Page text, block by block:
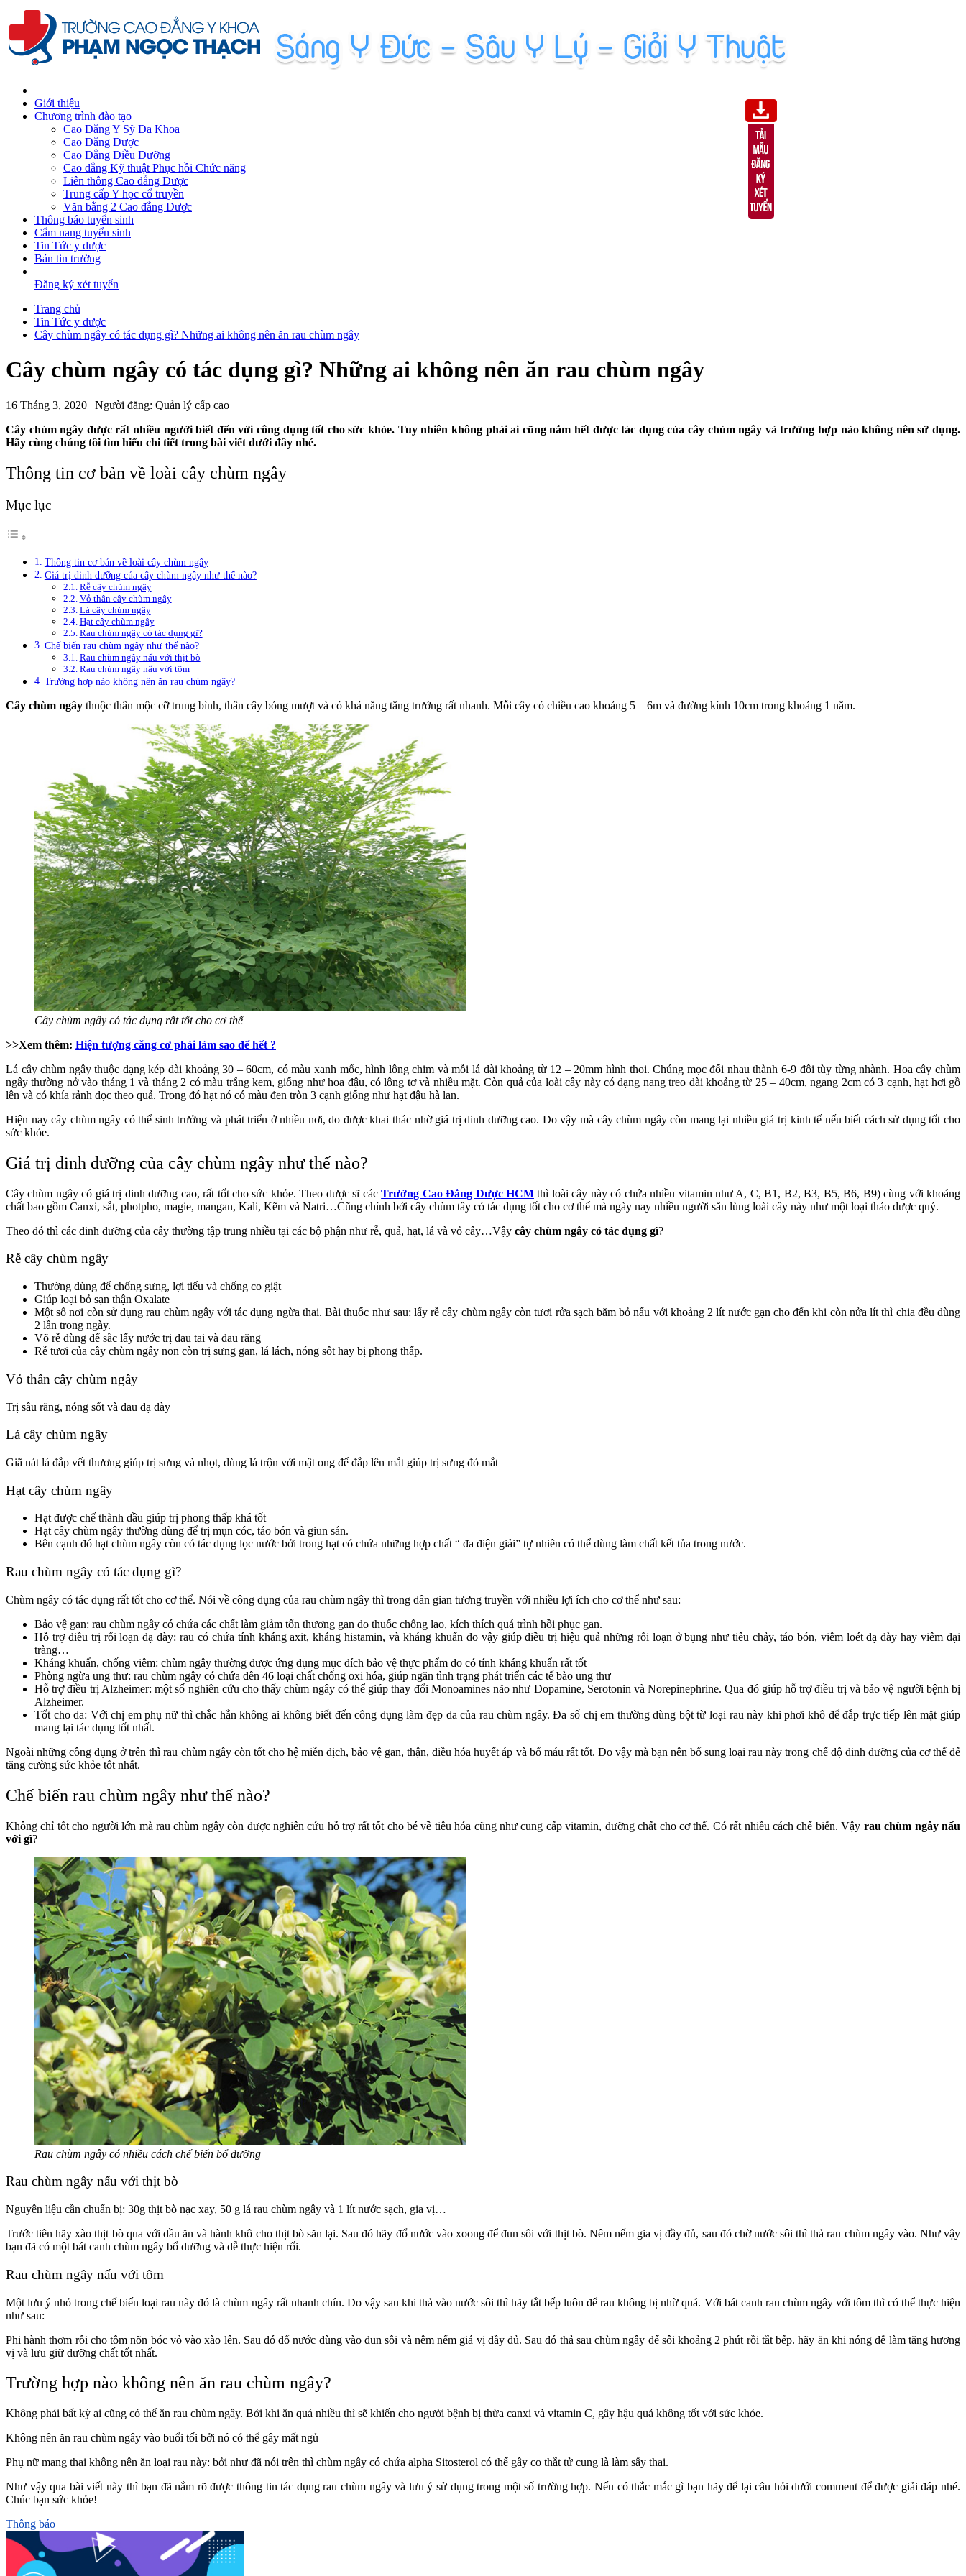
Giới thiệu
Chương trình đào tạo
Cao Đẳng Y Sỹ Đa Khoa
Cao Đẳng Dược
Cao Đẳng Điều Dưỡng
Cao đẳng Kỹ thuật Phục hồi Chức năng
Liên thông Cao đẳng Dược
Trung cấp Y học cổ truyền
Văn bằng 2 Cao đẳng Dược
Thông báo tuyển sinh
Cẩm nang tuyển sinh
Tin Tức y dược
Bản tin trường
Đăng ký xét tuyển
Trang chủ
Tin Tức y dược
Cây chùm ngây có tác dụng gì? Những ai không nên ăn rau chùm ngây
Cây chùm ngây có tác dụng gì? Những ai không nên ăn rau chùm ngây
16 Tháng 3, 2020 | Người đăng: Quản lý cấp cao
Cây chùm ngây được rất nhiều người biết đến với công dụng tốt cho sức khỏe. Tuy nhiên không phải ai cũng nắm hết được tác dụng của cây chùm ngây và trường hợp nào không nên sử dụng.
Hãy cùng chúng tôi tìm hiểu chi tiết trong bài viết dưới đây nhé.
Thông tin cơ bản về loài cây chùm ngây
Mục lục
Thông tin cơ bản về loài cây chùm ngây
Giá trị dinh dưỡng của cây chùm ngây như thế nào?
Rễ cây chùm ngây
Vỏ thân cây chùm ngây
Lá cây chùm ngây
Hạt cây chùm ngây
Rau chùm ngây có tác dụng gì?
Chế biến rau chùm ngây như thế nào?
Rau chùm ngây nấu với thịt bò
Rau chùm ngây nấu với tôm
Trường hợp nào không nên ăn rau chùm ngây?
Cây chùm ngây thuộc thân mộc cỡ trung bình, thân cây bóng mượt và có khả năng tăng trưởng rất nhanh. Mỗi cây có chiều cao khoảng 5 – 6m và đường kính 10cm trong khoảng 1 năm.
Cây chùm ngây có tác dụng rất tốt cho cơ thể
>>Xem thêm: Hiện tượng căng cơ phải làm sao để hết ?
Lá cây chùm ngây thuộc dạng kép dài khoảng 30 – 60cm, có màu xanh mốc, hình lông chim và mỗi lá dài khoảng từ 12 – 20mm hình thoi. Chúng mọc đối nhau thành 6-9 đôi tùy từng nhành. Hoa cây chùm
ngây thường nở vào tháng 1 và tháng 2 có màu trắng kem, giống như hoa đậu, có lông tơ và nhiều mặt. Còn quả của loài cây này có dạng nang treo dài khoảng từ 25 – 40cm, ngang 2cm có 3 cạnh, hạt hơi gồ
lên và có khía rảnh dọc theo quả. Trong đó hạt nó có màu đen tròn 3 cạnh giống như hạt đậu hà lan.
Hiện nay cây chùm ngây có thể sinh trưởng và phát triển ở nhiều nơi, do được khai thác nhờ giá trị dinh dưỡng cao. Do vậy mà cây chùm ngây còn mang lại nhiều giá trị kinh tế nếu biết cách sử dụng tốt cho
sức khỏe.
Giá trị dinh dưỡng của cây chùm ngây như thế nào?
Cây chùm ngây có giá trị dinh dưỡng cao, rất tốt cho sức khỏe. Theo dược sĩ cácTrường Cao Đẳng Dược HCMthì loài cây này có chứa nhiều vitamin như A, C, B1, B2, B3, B5, B6, B9) cùng với khoáng
chất bao gồm Canxi, sắt, photpho, magie, mangan, Kali, Kẽm và Natri…Cũng chính bởi cây chùm tây có tác dụng tốt cho cơ thể mà ngày nay nhiều người săn lùng loài cây này như một loại thảo dược quý.
Theo đó thì các dinh dưỡng của cây thường tập trung nhiều tại các bộ phận như rễ, quả, hạt, lá và vỏ cây…Vậy cây chùm ngây có tác dụng gì?
Rễ cây chùm ngây
Thường dùng để chống sưng, lợi tiểu và chống co giật
Giúp loại bỏ sạn thận Oxalate
Một số nơi còn sử dụng rau chùm ngây với tác dụng ngừa thai. Bài thuốc như sau: lấy rễ cây chùm ngây còn tươi rửa sạch băm bỏ nấu với khoảng 2 lít nước gạn cho đến khi còn nửa lít thì chia đều dùng
2 lần trong ngày.
Võ rễ dùng để sắc lấy nước trị đau tai và đau răng
Rễ tươi của cây chùm ngây non còn trị sưng gan, lá lách, nóng sốt hay bị phong thấp.
Vỏ thân cây chùm ngây
Trị sâu răng, nóng sốt và đau dạ dày
Lá cây chùm ngây
Giã nát lá đắp vết thương giúp trị sưng và nhọt, dùng lá trộn với mật ong để đắp lên mắt giúp trị sưng đỏ mắt
Hạt cây chùm ngây
Hạt được chế thành dầu giúp trị phong thấp khá tốt
Hạt cây chùm ngây thường dùng để trị mụn cóc, táo bón và giun sán.
Bên cạnh đó hạt chùm ngây còn có tác dụng lọc nước bởi trong hạt có chứa những hợp chất “ đa điện giải” tự nhiên có thể dùng làm chất kết tủa trong nước.
Rau chùm ngây có tác dụng gì?
Chùm ngây có tác dụng rất tốt cho cơ thể. Nói về công dụng của rau chùm ngây thì trong dân gian tương truyền với nhiều lợi ích cho cơ thể như sau:
Bảo vệ gan: rau chùm ngây có chứa các chất làm giảm tổn thương gan do thuốc chống lao, kích thích quá trình hồi phục gan.
Hỗ trợ điều trị rối loạn dạ dày: rau có chứa tính kháng axit, kháng histamin, và kháng khuẩn do vậy giúp điều trị hiệu quả những rối loạn ở bụng như tiêu chảy, táo bón, viêm loét dạ dày hay viêm đại
tràng…
Kháng khuẩn, chống viêm: chùm ngây thường được ứng dụng mục đích bảo vệ thực phẩm do có tính kháng khuẩn rất tốt
Phòng ngừa ung thư: rau chùm ngây có chứa đên 46 loại chất chống oxi hóa, giúp ngăn tình trạng phát triển các tế bào ung thư
Hỗ trợ điều trị Alzheimer: một số nghiên cứu cho thấy chùm ngây có thể giúp thay đổi Monoamines não như Dopamine, Serotonin và Norepinephrine. Qua đó giúp hỗ trợ điều trị và bảo vệ người bệnh bị
Alzheimer.
Tốt cho da: Với chị em phụ nữ thì chắc hẳn không ai không biết đến công dụng làm đẹp da của rau chùm ngây. Đa số chị em thường dùng bột từ loại rau này khi phơi khô để đắp trực tiếp lên mặt giúp
mang lại tác dụng tốt nhất.
Ngoài những công dụng ở trên thì rau chùm ngây còn tốt cho hệ miễn dịch, bảo vệ gan, thận, điều hóa huyết áp và bổ máu rất tốt. Do vậy mà bạn nên bổ sung loại rau này trong chế độ dinh dưỡng của cơ thể để
tăng cường sức khỏe tốt nhất.
Chế biến rau chùm ngây như thế nào?
Không chỉ tốt cho người lớn mà rau chùm ngây còn được nghiên cứu hỗ trợ rất tốt cho bé về tiêu hóa cũng như cung cấp vitamin, dưỡng chất cho cơ thể. Có rất nhiều cách chế biến. Vậy rau chùm ngây nấu
với gì?
Rau chùm ngây có nhiều cách chế biến bổ dưỡng
Rau chùm ngây nấu với thịt bò
Nguyên liệu cần chuẩn bị: 30g thịt bò nạc xay, 50 g lá rau chùm ngây và 1 lít nước sạch, gia vị…
Trước tiên hãy xào thịt bò qua với dầu ăn và hành khô cho thịt bò săn lại. Sau đó hãy đổ nước vào xoong để đun sôi với thịt bò. Nêm nếm gia vị đầy đủ, sau đó chờ nước sôi thì thả rau chùm ngây vào. Như vậy
bạn đã có một bát canh chùm ngây bổ dưỡng và dễ thực hiện rối.
Rau chùm ngây nấu với tôm
Một lưu ý nhỏ trong chế biến loại rau này đó là chùm ngây rất nhanh chín. Do vậy sau khi thả vào nước sôi thì hãy tắt bếp luôn để rau không bị nhừ quá. Với bát canh rau chùm ngây với tôm thì có thể thực hiện
như sau:
Phi hành thơm rồi cho tôm nõn bóc vỏ vào xào lên. Sau đó đổ nước dùng vào đun sôi và nêm nếm giá vị đầy đủ. Sau đó thả sau chùm ngây để sôi khoảng 2 phút rồi tắt bếp. hãy ăn khi nóng để làm tăng hương
vị và lưu giữ dưỡng chất tốt nhất.
Trường hợp nào không nên ăn rau chùm ngây?
Không phải bất kỳ ai cũng có thể ăn rau chùm ngây. Bởi khi ăn quá nhiều thì sẽ khiến cho người bệnh bị thừa canxi và vitamin C, gây hậu quả không tốt với sức khỏe.
Không nên ăn rau chùm ngây vào buổi tối bởi nó có thể gây mất ngủ
Phụ nữ mang thai không nên ăn loại rau này: bởi như đã nói trên thì chùm ngây có chứa alpha Sitosterol có thể gây co thắt tử cung là làm sẩy thai.
Như vậy qua bài viết này thì bạn đã nắm rõ được thông tin tác dụng rau chùm ngây và lưu ý sử dụng trong một số trường hợp. Nếu có thắc mắc gì bạn hãy để lại câu hỏi dưới comment để được giải đáp nhé.
Chúc bạn sức khỏe!
Thông báo